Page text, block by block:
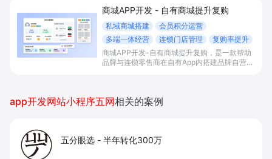
私域运营场景，提升获客与复购，实现线上生意
增长。
商城APP开发 - 自有商城提升复购
私域商城搭建
会员积分运营
多端一体经营
连锁门店管理
复购率提升
商城APP开发-自有商城提升复购，是一款帮助
品牌与连锁零售商在自有App内搭建品牌自营私
app开发网站小程序五网相关的案例
五分眼选 - 半年转化300万